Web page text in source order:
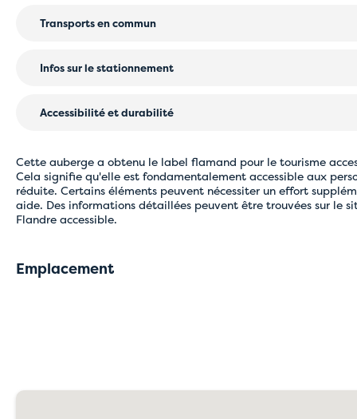
Chaise d’enfants
Réduction pour jeunes de moins de 16 ans
Salle de jeux
Plaine de jeux
Cash
Carte de crédit (Visa/Mastercard)
Transports en commun
Train : gare de Bokrijk (5 km) ou gare de Hasselt ou gare de
Infos sur le stationnement
L'auberge dispose d'un grand parking gratuit.
Accessibilité et durabilité
Accessible en fauteuil roulant
Accessibilité niveau A - Basique.
Cette auberge a obtenu le label flamand pour le tourisme
Cela signifie qu'elle est fondamentalement accessible aux
réduite. Certains éléments peuvent nécessiter un effort
aide. Des informations détaillées peuvent être trouvées sur le
Flandre accessible.
Emplacement